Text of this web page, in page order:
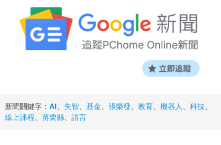
新聞關鍵字： AI 、 失智、 基金、 張榮發、 教育、 機器人 、 科技、
線上課程、 苗栗縣、 語言